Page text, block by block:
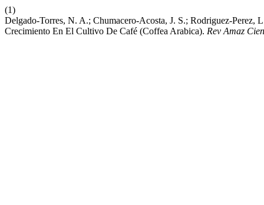
(1)
Delgado-Torres, N. A.; Chumacero-Acosta, J. S.; Rodriguez-
Crecimiento En El Cultivo De Café (Coffea Arabica). Rev Amaz